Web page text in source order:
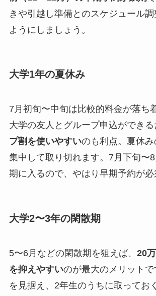
きや引越し準備とのスケジュール
ようにしましょう。
大学1年の夏休み
7月初旬〜中旬は比較的料金が落ち
大学の友人とグループ申込ができる
プ割を使いやすいのも利点。夏休
集中して取り切れます。7月下旬〜
期に入るので、やはり早期予約が必
大学2〜3年の閑散期
5〜6月などの閑散期を狙えば、 20
を抑えやすいのが最大のメリット
を見据え、2年生のうちに取ってお